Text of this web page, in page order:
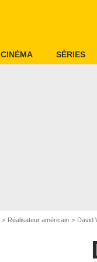
CINÉMA SÉRIES
Réalisateur américain David